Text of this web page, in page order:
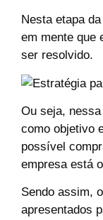
Nesta etapa
em mente que
ser resolvido.
Ou seja,
como objetivo
possível
empresa está
Sendo assim,
apresentados